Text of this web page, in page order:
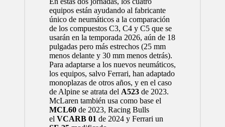
equipos están ayudando al fabricante
único de neumáticos a la comparación
de los compuestos C3, C4 y C5 que se
usarán en la temporada 2026, aún de 18
pulgadas pero más estrechos (25 mm
menos delante y 30 mm menos detrás).
Para adaptarse a los nuevos neumáticos,
los equipos, salvo Ferrari, han adaptado
monoplazas de otros años, y en el caso
de Alpine se atrata del A523de 2023.
McLaren también usa como base el
MCL60de 2023, Racing Bulls
el VCARB 01de 2024 y Ferrari un